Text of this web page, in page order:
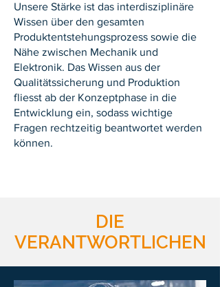
Unsere Stärke ist das interdisziplinäre
Wissen über den gesamten
Produktentstehungsprozess sowie die
Nähe zwischen Mechanik und
Elektronik. Das Wissen aus der
Qualitätssicherung und Produktion
fliesst ab der Konzeptphase in die
Entwicklung ein, sodass wichtige
Fragen rechtzeitig beantwortet werden
können.
DIE
VERANTWORTLICHEN